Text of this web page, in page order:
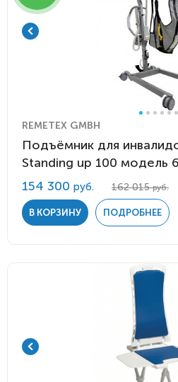
REMETEX GMBH
Подъёмник для
Standing up 100 модель
154 300 руб. 162 015руб.
В КОРЗИНУ ПОДРОБНЕЕ